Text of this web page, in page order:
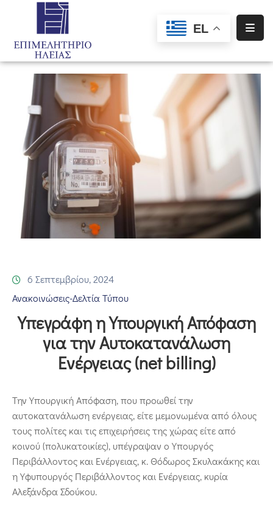
EL
Αρχική
Υπηρεσίες
Ενημέρωση
Σύλλογοι
Σωματεία
Ειδική
Πληροφόρηση
Προγράμματα
Επικοινωνία
6 Σεπτεμβρίου, 2024
Ανακοινώσεις-Δελτία Τύπου
Υπεγράφη η Υπουργική Απόφαση
για την Αυτοκατανάλωση
Ενέργειας (net billing)
Την Υπουργική Απόφαση, που προωθεί την
αυτοκατανάλωση ενέργειας, είτε μεμονωμένα από όλους
τους πολίτες και τις επιχειρήσεις της χώρας είτε από
κοινού (πολυκατοικίες), υπέγραψαν ο Υπουργός
Περιβάλλοντος και Ενέργειας, κ. Θόδωρος Σκυλακάκης και
η Υφυπουργός Περιβάλλοντος και Ενέργειας, κυρία
Αλεξάνδρα Σδούκου.